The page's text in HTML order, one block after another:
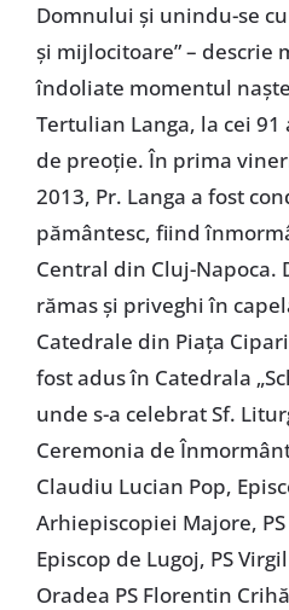
Domnului și unindu-se
și mijlocitoare” – descrie
îndoliate momentul
Tertulian Langa, la cei
de preoţie. În prima
2013, Pr. Langa a fost
pământesc, fiind
Central din Cluj-Napoca.
rămas şi priveghi în
Catedrale din Piaţa
fost adus în Catedrala
unde s-a celebrat Sf.
Ceremonia de
Claudiu Lucian Pop,
Arhiepiscopiei Majore,
Episcop de Lugoj, PS
Oradea PS Florentin